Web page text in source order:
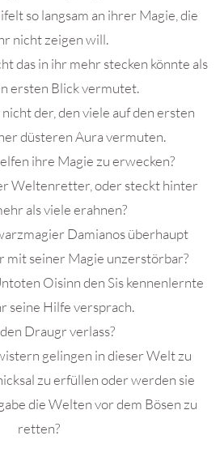
so langsam an ihrer Magie, die
nicht zeigen will.
das in ihr mehr stecken könnte als
ersten Blick vermutet.
der, den viele auf den ersten
düsteren Aura vermuten.
ihre Magie zu erwecken?
Weltenretter, oder steckt hinter
als viele erahnen?
Damianos überhaupt
mit seiner Magie unzerstörbar?
Oisinn den Sis kennenlernte
seine Hilfe versprach.
Draugr verlass?
gelingen in dieser Welt zu
zu erfüllen oder werden sie
die Welten vor dem Bösen zu
retten?